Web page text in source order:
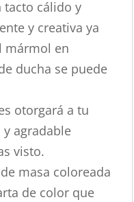
tacto cálido y
y creativa ya
mármol en
ducha se puede
otorgará a tu
agradable
visto.
masa coloreada
de color que